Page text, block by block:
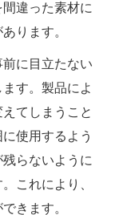
違った素材に
ります。
に目立たない
す。製品によ
てしまうこと
使用するよう
らないように
これにより、
きます。